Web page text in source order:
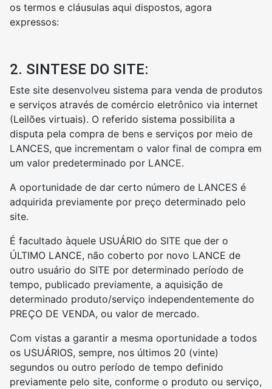
os termos e cláusulas aqui dispostos, agora
expressos:
2. SINTESE DO SITE:
Este site desenvolveu sistema para venda de produtos
e serviços através de comércio eletrônico via internet
(Leilões virtuais). O referido sistema possibilita a
disputa pela compra de bens e serviços por meio de
LANCES, que incrementam o valor final de compra em
um valor predeterminado por LANCE.
A oportunidade de dar certo número de LANCES é
adquirida previamente por preço determinado pelo
site.
É facultado àquele USUÁRIO do SITE que der o
ÚLTIMO LANCE, não coberto por novo LANCE de
outro usuário do SITE por determinado período de
tempo, publicado previamente, a aquisição de
determinado produto/serviço independentemente do
PREÇO DE VENDA, ou valor de mercado.
Com vistas a garantir a mesma oportunidade a todos
os USUÁRIOS, sempre, nos últimos 20 (vinte)
segundos ou outro período de tempo definido
previamente pelo site, conforme o produto ou serviço,